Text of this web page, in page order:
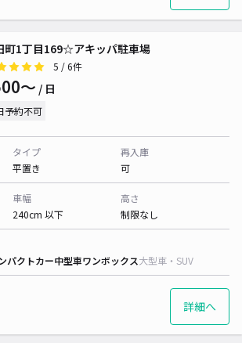
町1丁目169☆アキッパ駐車場
5 / 6件
〜 / 日
予約不可
タイプ
平置き
再入庫
可
車幅
240cm 以下
高さ
制限なし
パクトカー中型車ワンボックス大型車・SUV
詳細へ